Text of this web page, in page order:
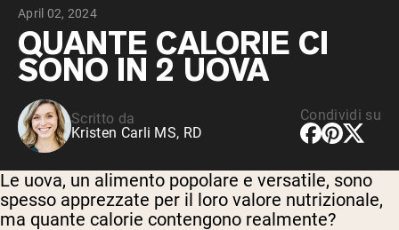
VEGAN PROTEINBest Seller
Proteina di piselli
Shop All Vegan Protein
April 02, 2024
QUANTE CALORIE CI
SONO IN 2 UOVA
Scritto da
Kristen Carli MS, RD
Condividi su
Le uova, un alimento popolare e versatile, sono
spesso apprezzate per il loro valore nutrizionale,
ma quante calorie contengono realmente?